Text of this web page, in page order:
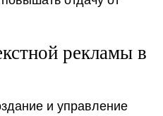
рекламы в
и управление